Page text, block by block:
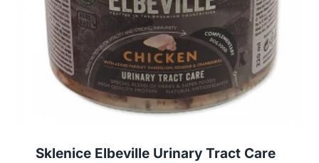
Sklenice Elbeville Urinary Tract Care